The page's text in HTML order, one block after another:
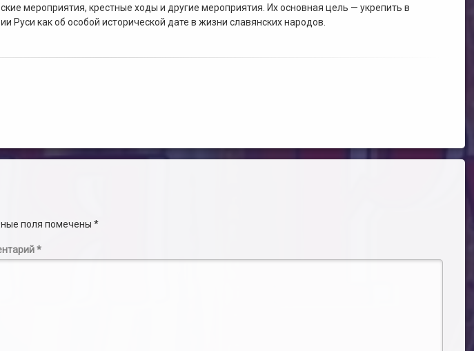
мероприятия, крестные ходы и другие мероприятия. Их основная цель — укрепить в
как об особой исторической дате в жизни славянских народов.
поля помечены*
*